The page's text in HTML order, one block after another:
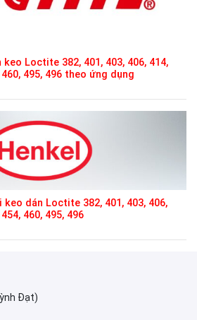
Loctite 382, 401, 403, 406, 414,
460, 495, 496 theo ứng dụng
dán Loctite 382, 401, 403, 406,
460, 495, 496
Đạt)